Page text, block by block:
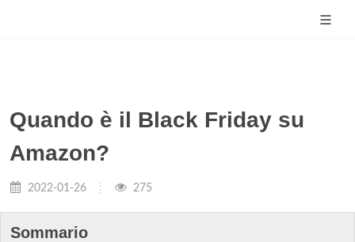
Quando è il Black Friday su
Amazon?
2022-01-26 275
Sommario